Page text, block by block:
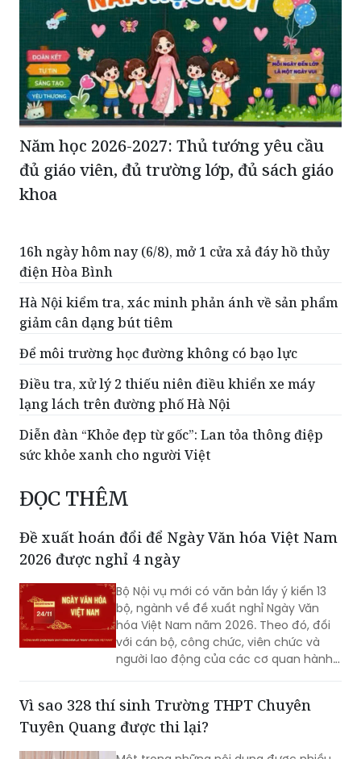
Năm học 2026-2027: Thủ tướng yêu cầu
đủ giáo viên, đủ trường lớp, đủ sách giáo
khoa
16h ngày hôm nay (6/8), mở 1 cửa xả đáy hồ thủy
điện Hòa Bình
Hà Nội kiểm tra, xác minh phản ánh về sản phẩm
giảm cân dạng bút tiêm
Để môi trường học đường không có bạo lực
Điều tra, xử lý 2 thiếu niên điều khiển xe máy
lạng lách trên đường phố Hà Nội
Diễn đàn “Khỏe đẹp từ gốc”: Lan tỏa thông điệp
sức khỏe xanh cho người Việt
ĐỌC THÊM
Đề xuất hoán đổi để Ngày Văn hóa Việt Nam
2026 được nghỉ 4 ngày
Bộ Nội vụ mới có văn bản lấy ý kiến 13
bộ, ngành về đề xuất nghỉ Ngày Văn
hóa Việt Nam năm 2026. Theo đó, đối
với cán bộ, công chức, viên chức và
người lao động của các cơ quan hành
Ngày Văn hóa Việt Nam, gồm phương
án hoán đổi để nghỉ 4 ngày liên tục...
Vì sao 328 thí sinh Trường THPT Chuyên
Tuyên Quang được thi lại?